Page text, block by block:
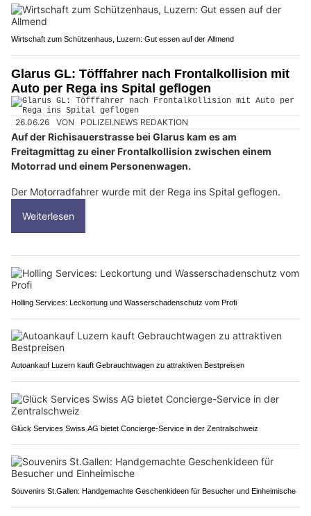
Wirtschaft zum Schützenhaus, Luzern: Gut essen auf der Allmend
Glarus GL: Töfffahrer nach Frontalkollision mit
Auto per Rega ins Spital geflogen
26.06.26 VON POLIZEI.NEWS REDAKTION
Auf der Richisauerstrasse bei Glarus kam es am
Freitagmittag zu einer Frontalkollision zwischen einem
Motorrad und einem Personenwagen.
Der Motorradfahrer wurde mit der Rega ins Spital geflogen.
Weiterlesen
Holling Services: Leckortung und Wasserschadenschutz vom Profi
Autoankauf Luzern kauft Gebrauchtwagen zu attraktiven Bestpreisen
Glück Services Swiss AG bietet Concierge-Service in der Zentralschweiz
Souvenirs St.Gallen: Handgemachte Geschenkideen für Besucher und Einheimische